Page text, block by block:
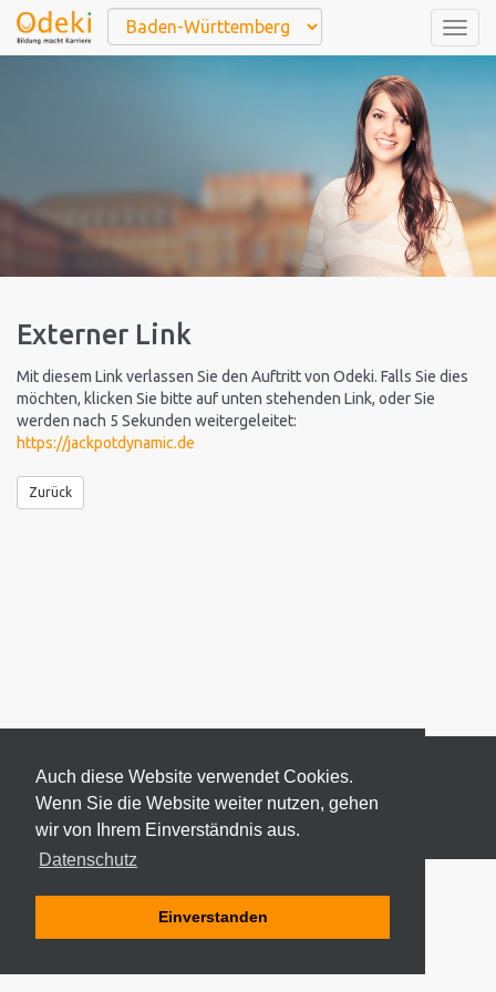
Auch diese Website verwendet Cookies.
Wenn Sie die Website weiter nutzen, gehen
wir von Ihrem Einverständnis aus.
Datenschutz
Einverstanden
Externer Link
Mit diesem Link verlassen Sie den Auftritt von Odeki. Falls Sie dies
möchten, klicken Sie bitte auf unten stehenden Link, oder Sie
werden nach 5 Sekunden weitergeleitet:
https://jackpotdynamic.de
Zurück
© 2026 ODEKI - ALLE RECHTE VORBEHALTEN